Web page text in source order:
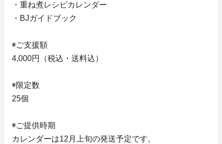
・重ね煮レシピカレンダー
・BJガイドブック
◉ご支援額
4,000円（税込・送料込）
◉限定数
25個
◉ご提供時期
カレンダーは12月上旬の発送予定です。